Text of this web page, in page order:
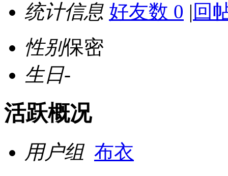
统计信息 好友数 0 | 回
性别保密
生日-
活跃概况
用户组 布衣